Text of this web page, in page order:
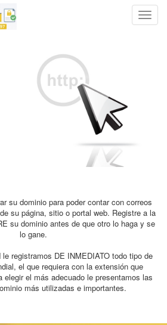
su dominio para poder contar con correos
su página, sitio o portal web. Registre a la
su dominio antes de que otro lo haga y se
lo gane.
registramos DE INMEDIATO todo tipo de
el que requiera con la extensión que
elegir el más adecuado le presentamos las
más utilizadas e importantes.